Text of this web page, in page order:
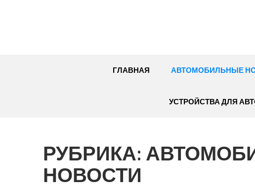
ГЛАВНАЯ АВТОМОБИЛЬНЫЕ
УСТРОЙСТВА ДЛЯ
РУБРИКА:
НОВОСТИ